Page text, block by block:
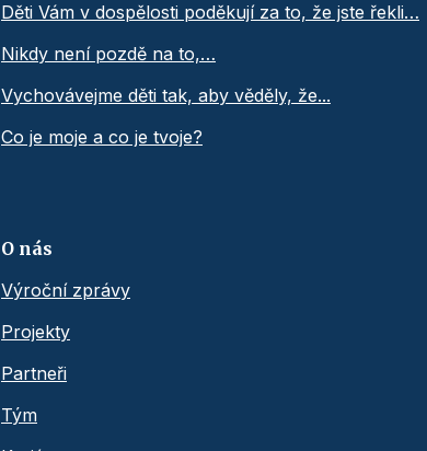
Děti Vám v dospělosti poděkují za to, že jste řekli…
Nikdy není pozdě na to,…
Vychovávejme děti tak, aby věděly, že...
Co je moje a co je tvoje?
O nás
Výroční zprávy
Projekty
Partneři
Tým